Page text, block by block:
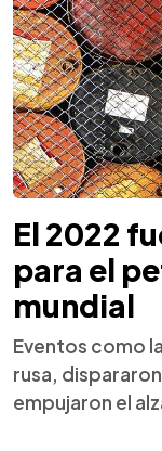
El 2022
para el
mundial
Eventos como
rusa,
empujaron el